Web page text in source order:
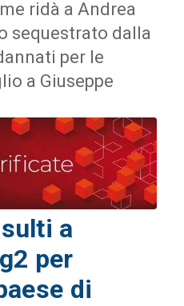
ridà a Andrea
sequestrato dalla
per le
a Giuseppe
a
per
di